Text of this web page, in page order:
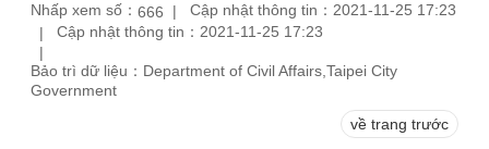
Nhấp xem số： 666
Cập nhật thông tin：2021-11-25 17:23
Cập nhật thông tin：2021-11-25 17:23
Bảo trì dữ liệu：Department of Civil Affairs,Taipei City
Government
về trang trước